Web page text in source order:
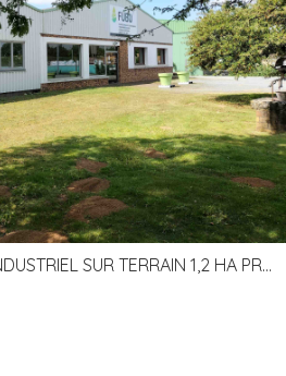
A VENDRE - BÂTIMENT INDUSTRIEL SUR TERRAIN 1,2 HA PROCHE ÉCHANGEUR A10 - SOUDAN (79)